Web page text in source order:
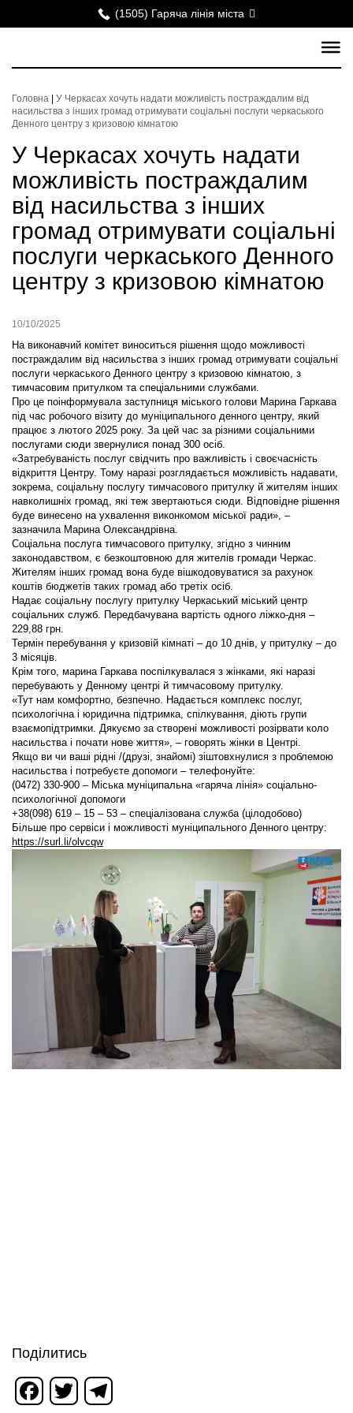
(1505) Гаряча лінія міста
Головна
У Черкасах хочуть надати можливість постраждалим від
насильства з інших громад отримувати соціальні послуги черкаського
Денного центру з кризовою кімнатою
У Черкасах хочуть надати
можливість постраждалим
від насильства з інших
громад отримувати соціальні
послуги черкаського Денного
центру з кризовою кімнатою
10/10/2025
На виконавчий комітет виноситься рішення щодо можливості
постраждалим від насильства з інших громад отримувати соціальні
послуги черкаського Денного центру з кризовою кімнатою, з
тимчасовим притулком та спеціальними службами.
Про це поінформувала заступниця міського голови Марина Гаркава
під час робочого візиту до муніципального денного центру, який
працює з лютого 2025 року. За цей час за різними соціальними
послугами сюди звернулися понад 300 осіб.
«Затребуваність послуг свідчить про важливість і своєчасність
відкриття Центру. Тому наразі розглядається можливість надавати,
зокрема, соціальну послугу тимчасового притулку й жителям інших
навколишніх громад, які теж звертаються сюди. Відповідне рішення
буде винесено на ухвалення виконкомом міської ради», –
зазначила Марина Олександрівна.
Соціальна послуга тимчасового притулку, згідно з чинним
законодавством, є безкоштовною для жителів громади Черкас.
Жителям інших громад вона буде вішкодовуватися за рахунок
коштів бюджетів таких громад або третіх осіб.
Надає соціальну послугу притулку Черкаський міський центр
соціальних служб. Передбачувана вартість одного ліжко-дня –
229,88 грн.
Термін перебування у кризовій кімнаті – до 10 днів, у притулку – до
3 місяців.
Крім того, марина Гаркава поспілкувалася з жінками, які наразі
перебувають у Денному центрі й тимчасовому притулку.
«Тут нам комфортно, безпечно. Надається комплекс послуг,
психологічна і юридична підтримка, спілкування, діють групи
взаємопідтримки. Дякуємо за створені можливості розірвати коло
насильства і почати нове життя», – говорять жінки в Центрі.
Якщо ви чи ваші рідні /(друзі, знайомі) зіштовхнулися з проблемою
насильства і потребуєте допомоги – телефонуйте:
(0472) 330-900 – Міська муніципальна «гаряча лінія» соціально-
психологічної допомоги
+38(098) 619 – 15 – 53 – спеціалізована служба (цілодобово)
Більше про сервіси і можливості муніципального Денного центру:
https://surl.li/olvcqw
Поділитись
Facebook
Twitter